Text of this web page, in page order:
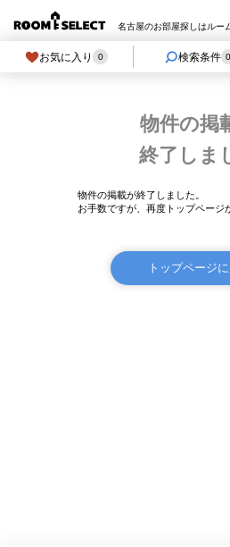
名古屋のお部屋探しはルー
お気に入り 0 検索条件 0
物件の掲
終了しま
物件の掲載が終了しました。
お手数ですが、再度トップページ
トップページ